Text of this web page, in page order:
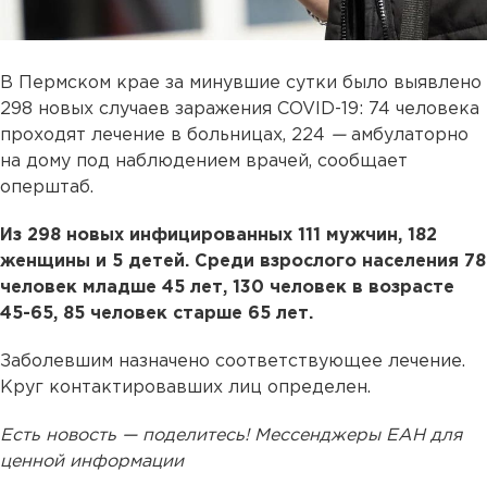
В Пермском крае за минувшие сутки было выявлено
298 новых случаев заражения COVID-19: 74 человека
проходят лечение в больницах, 224 —амбулаторно
на дому под наблюдением врачей, сообщает
оперштаб.
Из 298 новых инфицированных 111 мужчин, 182
женщины и 5 детей. Среди взрослого населения 78
человек младше 45 лет, 130 человек в возрасте
45-65, 85 человек старше 65 лет.
Заболевшим назначено соответствующее лечение.
Круг контактировавших лиц определен.
Есть новость — поделитесь! Мессенджеры ЕАН для
ценной информации